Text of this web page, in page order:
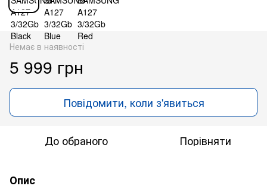
Немає в наявності
5 999 грн
Повідомити, коли з'явиться
До обраного Порівняти
Опис